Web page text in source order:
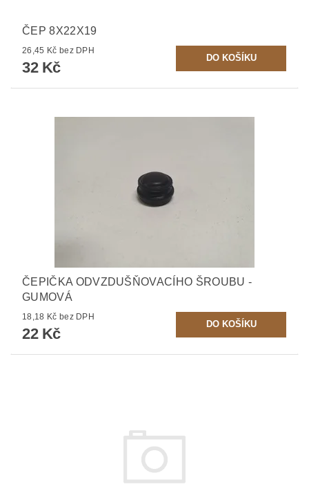
ČEP 8X22X19
26,45 Kč bez DPH
32 Kč
ČEPIČKA ODVZDUŠŇOVACÍHO ŠROUBU -
GUMOVÁ
18,18 Kč bez DPH
22 Kč